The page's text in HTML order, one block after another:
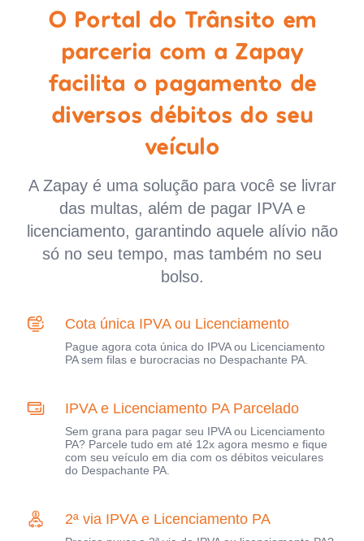
O Portal do Trânsito em
parceria com a Zapay
facilita o pagamento de
diversos débitos do seu
veículo
A Zapay é uma solução para você se livrar
das multas, além de pagar IPVA e
licenciamento, garantindo aquele alívio não
só no seu tempo, mas também no seu
bolso.
Cota única IPVA ou Licenciamento
Pague agora cota única do IPVA ou Licenciamento
PA sem filas e burocracias no Despachante PA.
IPVA e Licenciamento PA Parcelado
Sem grana para pagar seu IPVA ou Licenciamento
PA? Parcele tudo em até 12x agora mesmo e fique
com seu veículo em dia com os débitos veiculares
do Despachante PA.
2ª via IPVA e Licenciamento PA